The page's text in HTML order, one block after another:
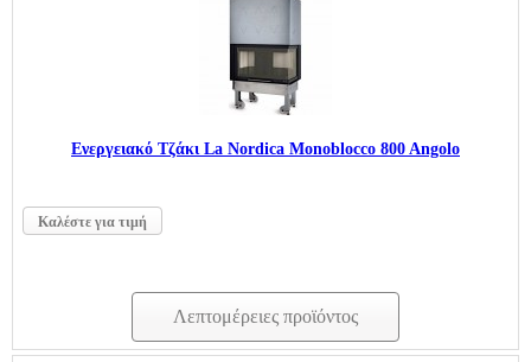
Ενεργειακό Τζάκι La Nordica Monoblocco 800 Angolo
Καλέστε για τιμή
Λεπτομέρειες προϊόντος